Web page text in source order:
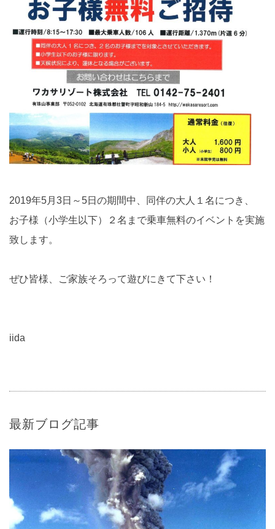
2019年5月3日～5日の期間中、同伴の大人１名につき、
お子様（小学生以下）２名まで乗車無料のイベントを実施
致します。
ぜひ皆様、ご家族そろって遊びにきて下さい！
iida
最新ブログ記事